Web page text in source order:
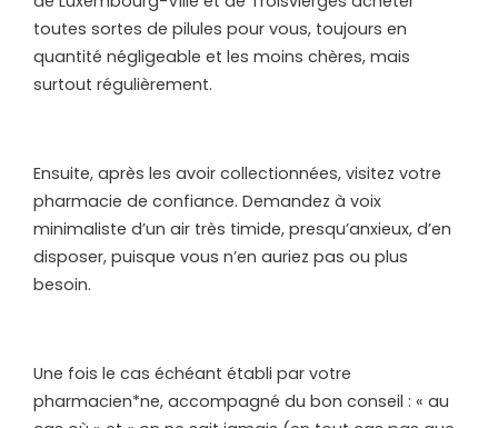
toutes sortes de pilules pour vous, toujours en
quantité négligeable et les moins chères, mais
surtout régulièrement.
Ensuite, après les avoir collectionnées, visitez votre
pharmacie de confiance. Demandez à voix
minimaliste d’un air très timide, presqu’anxieux, d’en
disposer, puisque vous n’en auriez pas ou plus
besoin.
Une fois le cas échéant établi par votre
pharmacien*ne, accompagné du bon conseil : « au